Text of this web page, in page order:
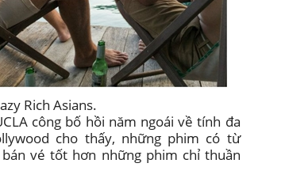
Rich Asians.
công bố hồi năm ngoái về tính đa
cho thấy, những phim có từ
vé tốt hơn những phim chỉ thuần